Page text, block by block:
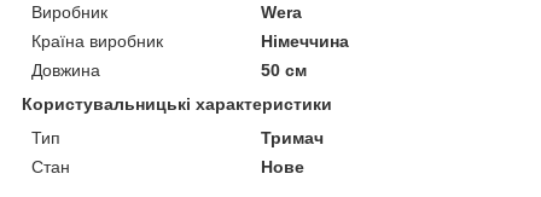
Виробник
Wera
Країна виробник
Німеччина
Довжина
50 см
Користувальницькі характеристики
Тип
Тримач
Стан
Нове